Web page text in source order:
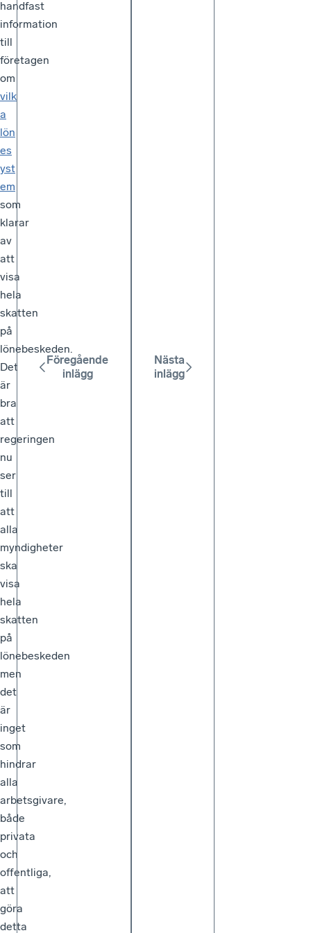
handfast
information
till
företagen
om
vilk
a
lön
es
yst
em
som
klarar
av
att
visa
hela
skatten
på
lönebeskeden.
Det
är
bra
att
regeringen
nu
ser
till
att
alla
myndigheter
ska
visa
hela
skatten
på
lönebeskeden
men
det
är
inget
som
hindrar
alla
arbetsgivare,
både
privata
och
offentliga,
att
göra
detta
Föregående
inlägg
Nästa
inlägg